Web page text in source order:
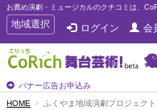
お薦め演劇・ミュージカルのクチコミは、
T
o
g
g
e
n
地域選択 ログイン 会
バナー広告お申込み
HOME ふくやま地域演劇プロジェクト